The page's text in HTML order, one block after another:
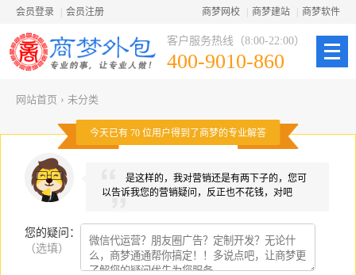
会员登录 会员注册 商梦网校 商梦建站 商梦软件
客户服务热线（8:00-22:00）
400-9010-860
网站首页 › 未分类
今天已有 70 位用户得到了商梦的专业解答
是这样的，我对营销还是有两下子的，您可
以告诉我您的营销疑问，反正也不花钱，对吧
您的疑问
（选填）
：